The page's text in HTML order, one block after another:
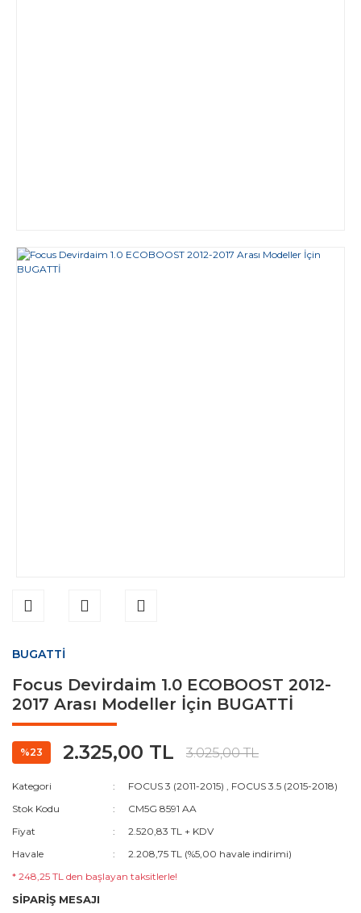
BUGATTİ
Focus Devirdaim 1.0 ECOBOOST 2012-
2017 Arası Modeller İçin BUGATTİ
%23 2.325,00 TL 3.025,00 TL
Kategori FOCUS 3 (2011-2015) , FOCUS 3.5 (2015-2018)
Stok Kodu
CM5G 8591 AA
Fiyat
2.520,83 TL + KDV
Havale
2.208,75 TL (%5,00 havale indirimi)
* 248,25 TL den başlayan taksitlerle!
SİPARİŞ MESAJI